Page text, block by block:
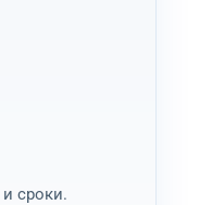
сроки.